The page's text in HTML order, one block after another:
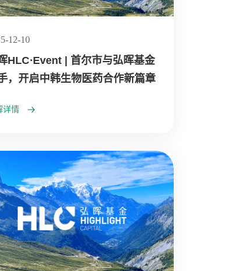
12-10
HLC⋅Event | 首尔市与弘晖基金
，开启中韩生物医药合作新篇章
详情